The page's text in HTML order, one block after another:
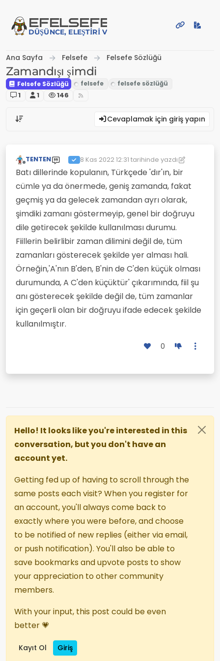
EFELSEFE
DÜŞÜNCE, ELEŞTIRI VE PAYLAŞIM PLATFORMU
Ana Sayfa Felsefe Felsefe Sözlüğü
Zamandışı şimdi
Felsefe Sözlüğü
1
1 146
Cevaplamak için giriş yapın
Çevrimdışı
TENTEN 8 Kas 2022 12:31 tarihinde yazdı
Son düzenleyen: TENTEN11 Ağu 2022 12:32
Batı dillerinde kopulanın, Türkçede 'dır'ın, bir
cümle ya da önermede, geniş zamanda, fakat
geçmiş ya da gelecek zamandan ayrı olarak,
şimdiki zamanı gös­termeyip, genel bir doğruyu
dile getirecek şe­kilde kullanılması durumu.
Fiillerin belirlibir zaman dilimini değil de, tüm
zamanları gösterecek şekilde yer alması hali.
Örneğin,'A'nın B'den, B'nin de C'den küçük olması
durumunda, A C'den küçüktür' çıkarımında, fiil şu
anı gösterecek şekilde değil de, tüm za­manlar
için geçerli olan bir doğruyu ifade edecek şekilde
kullanılmıştır.
0
Hello! It looks like you're interested in this
conversation, but you don't have an
account yet.
Getting fed up of having to scroll through the
same posts each visit? When you register for
an account, you'll always come back to
exactly where you were before, and choose
to be notified of new replies (either via email,
or push notification). You'll also be able to
save bookmarks and upvote posts to show
your appreciation to other community
members.
With your input, this post could be even
better 💗
Kayıt Ol Giriş